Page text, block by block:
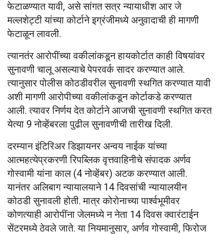
फेटाळण्यात यावी, असे सांगत सत्र न्यायाधीश आर जे
मल्लशेट्टी यांच्या कोर्टाने इग्रंजीमध्ये अनुवादाची ही मागणी
फेटाळून लावली.
त्यानतंर आरोपींच्या वकीलांकडून हायकोर्टात काही विषयांवर
सुनावणी चालू असल्याचे पेपरवर्क सादर करण्यात आले.
त्यानुसार पोलीस कोठडीवरील सुनावणी स्थगित करण्यात यावी
अशी मागणी आरोपीच्या वकीलांकडून कोर्टाकडे करण्यात
आली. त्यावर निर्णय देत कोर्टाने आजची सुनावणी स्थगित करत
येत्या 9 नोव्हेंबरला पुढील सुनावणीची तारीख दिली.
दरम्यान इंटिरिअर डिझायनर अन्वय नाईक यांच्या
आत्महत्येप्रकरणी रिपब्लिक वृत्तवाहिनीचे संपादक अर्णव
गोस्वामी यांना काल (4 नोव्हेंबर) अटक करण्यात आली.
यानंतर अलिबाग न्यायालयाने 14 दिवसांची न्यायालयीन
कोठडी सुनावली होती. मात्र कोरोनाच्या पार्श्वभूमीवर
कोणत्याही आरोपींना जेलमध्ये न नेता 14 दिवस क्वारंटाईन
सेंटरमध्ये ठेवले जाते. या नियमानुसार, अर्णव गोस्वामी, फिरोज